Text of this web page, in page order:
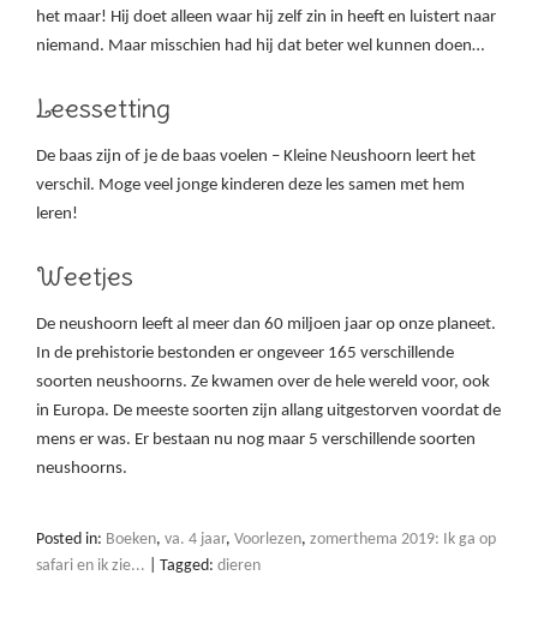
het maar! Hij doet alleen waar hij zelf zin in heeft en luistert naar
niemand. Maar misschien had hij dat beter wel kunnen doen…
Leessetting
De baas zijn of je de baas voelen – Kleine Neushoorn leert het
verschil. Moge veel jonge kinderen deze les samen met hem
leren!
Weetjes
De neushoorn leeft al meer dan 60 miljoen jaar op onze planeet.
In de prehistorie bestonden er ongeveer 165 verschillende
soorten neushoorns. Ze kwamen over de hele wereld voor, ook
in Europa. De meeste soorten zijn allang uitgestorven voordat de
mens er was. Er bestaan nu nog maar 5 verschillende soorten
neushoorns.
Posted in: Boeken, va. 4 jaar, Voorlezen, zomerthema 2019: Ik ga op
safari en ik zie...
Tagged: dieren